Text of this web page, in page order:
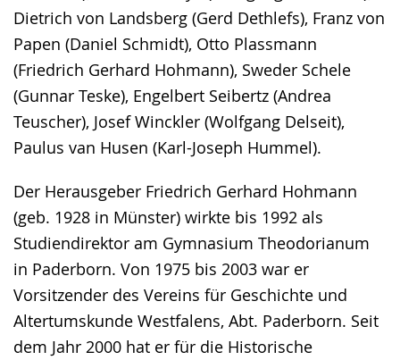
Dietrich von Landsberg (Gerd Dethlefs), Franz von
Papen (Daniel Schmidt), Otto Plassmann
(Friedrich Gerhard Hohmann), Sweder Schele
(Gunnar Teske), Engelbert Seibertz (Andrea
Teuscher), Josef Winckler (Wolfgang Delseit),
Paulus van Husen (Karl-Joseph Hummel).
Der Herausgeber Friedrich Gerhard Hohmann
(geb. 1928 in Münster) wirkte bis 1992 als
Studiendirektor am Gymnasium Theodorianum
in Paderborn. Von 1975 bis 2003 war er
Vorsitzender des Vereins für Geschichte und
Altertumskunde Westfalens, Abt. Paderborn. Seit
dem Jahr 2000 hat er für die Historische